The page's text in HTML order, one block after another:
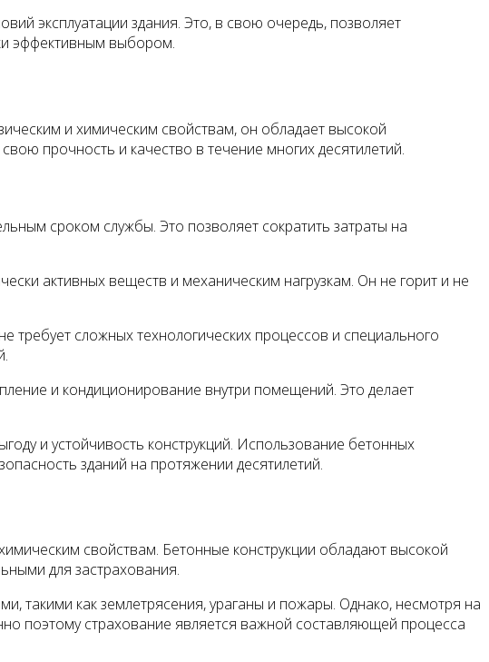
эксплуатации здания. Это, в свою очередь, позволяет
эффективным выбором.
и химическим свойствам, он обладает высокой
прочность и качество в течение многих десятилетий.
сроком службы. Это позволяет сократить затраты на
активных веществ и механическим нагрузкам. Он не горит и не
требует сложных технологических процессов и специального
и кондиционирование внутри помещений. Это делает
и устойчивость конструкций. Использование бетонных
зданий на протяжении десятилетий.
свойствам. Бетонные конструкции обладают высокой
для застрахования.
такими как землетрясения, ураганы и пожары. Однако, несмотря на
поэтому страхование является важной составляющей процесса